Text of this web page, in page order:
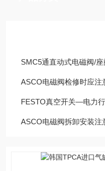
SMC5通直动式电磁阀/
ASCO电磁阀检修时应注
FESTO真空开关—电力
ASCO电磁阀拆卸安装注